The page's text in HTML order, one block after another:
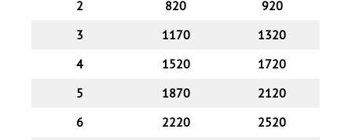
2 820 920
3 1170 1320
4 1520 1720
5 1870 2120
6 2220 2520